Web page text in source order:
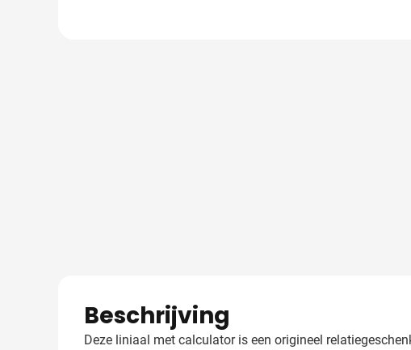
Beschrijving
Deze liniaal met calculator is een origineel